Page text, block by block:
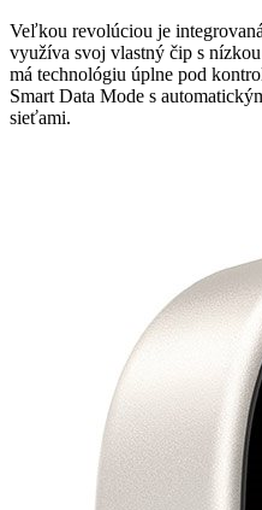
Veľkou revolúciou je
využíva svoj vlastný čip s
má technológiu úplne pod
Smart Data Mode s
sieťami.